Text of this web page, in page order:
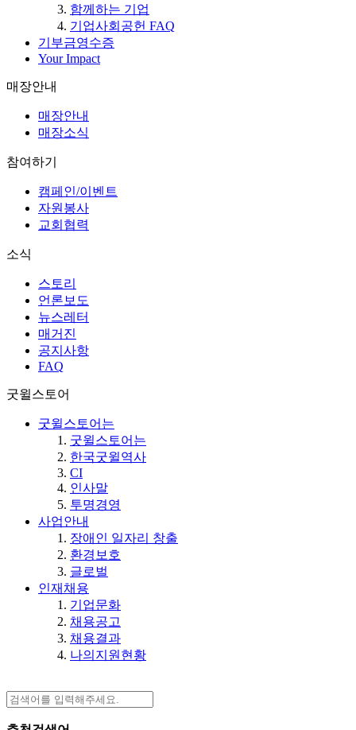
함께하는 기업
기업사회공헌 FAQ
기부금영수증
Your Impact
매장안내
매장안내
매장소식
참여하기
캠페인/이벤트
자원봉사
교회협력
소식
스토리
언론보도
뉴스레터
매거진
공지사항
FAQ
굿윌스토어
굿윌스토어는
굿윌스토어는
한국굿윌역사
CI
인사말
투명경영
사업안내
장애인 일자리 창출
환경보호
글로벌
인재채용
기업문화
채용공고
채용결과
나의지원현황